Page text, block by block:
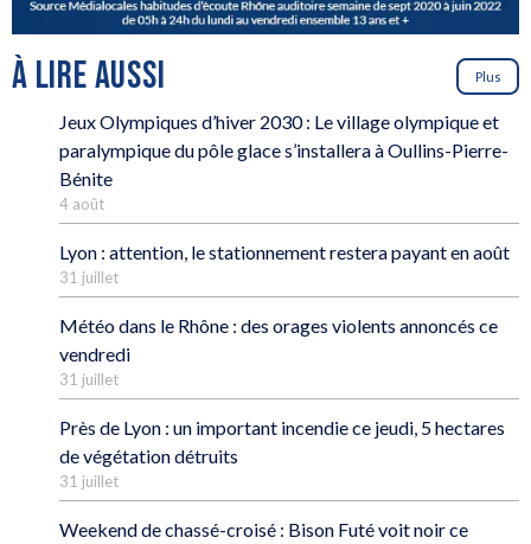
À LIRE AUSSI Plus
Jeux Olympiques d’hiver 2030 : Le village olympique et
paralympique du pôle glace s’installera à Oullins-Pierre-
Bénite
4 août
Lyon : attention, le stationnement restera payant en août
31 juillet
Météo dans le Rhône : des orages violents annoncés ce
vendredi
31 juillet
Près de Lyon : un important incendie ce jeudi, 5 hectares
de végétation détruits
31 juillet
Weekend de chassé-croisé : Bison Futé voit noir ce